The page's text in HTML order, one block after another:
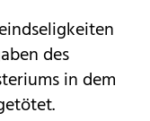
des
in dem